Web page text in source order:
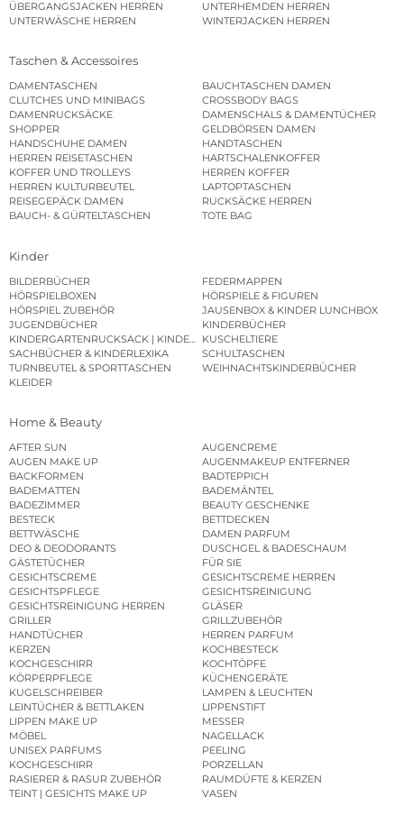
ÜBERGANGSJACKEN HERREN
UNTERHEMDEN HERREN
UNTERWÄSCHE HERREN
WINTERJACKEN HERREN
Taschen & Accessoires
DAMENTASCHEN
BAUCHTASCHEN DAMEN
CLUTCHES UND MINIBAGS
CROSSBODY BAGS
DAMENRUCKSÄCKE
DAMENSCHALS & DAMENTÜCHER
SHOPPER
GELDBÖRSEN DAMEN
HANDSCHUHE DAMEN
HANDTASCHEN
HERREN REISETASCHEN
HARTSCHALENKOFFER
KOFFER UND TROLLEYS
HERREN KOFFER
HERREN KULTURBEUTEL
LAPTOPTASCHEN
REISEGEPÄCK DAMEN
RUCKSÄCKE HERREN
BAUCH- & GÜRTELTASCHEN
TOTE BAG
Kinder
BILDERBÜCHER
FEDERMAPPEN
HÖRSPIELBOXEN
HÖRSPIELE & FIGUREN
HÖRSPIEL ZUBEHÖR
JAUSENBOX & KINDER LUNCHBOX
JUGENDBÜCHER
KINDERBÜCHER
KINDERGARTENRUCKSACK | KINDERGARTENBEUTEL
KUSCHELTIERE
SACHBÜCHER & KINDERLEXIKA
SCHULTASCHEN
TURNBEUTEL & SPORTTASCHEN
WEIHNACHTSKINDERBÜCHER
KLEIDER
Home & Beauty
AFTER SUN
AUGENCREME
AUGEN MAKE UP
AUGENMAKEUP ENTFERNER
BACKFORMEN
BADTEPPICH
BADEMATTEN
BADEMÄNTEL
BADEZIMMER
BEAUTY GESCHENKE
BESTECK
BETTDECKEN
BETTWÄSCHE
DAMEN PARFUM
DEO & DEODORANTS
DUSCHGEL & BADESCHAUM
GÄSTETÜCHER
FÜR SIE
GESICHTSCREME
GESICHTSCREME HERREN
GESICHTSPFLEGE
GESICHTSREINIGUNG
GESICHTSREINIGUNG HERREN
GLÄSER
GRILLER
GRILLZUBEHÖR
HANDTÜCHER
HERREN PARFUM
KERZEN
KOCHBESTECK
KOCHGESCHIRR
KOCHTÖPFE
KÖRPERPFLEGE
KÜCHENGERÄTE
KUGELSCHREIBER
LAMPEN & LEUCHTEN
LEINTÜCHER & BETTLAKEN
LIPPENSTIFT
LIPPEN MAKE UP
MESSER
MÖBEL
NAGELLACK
UNISEX PARFUMS
PEELING
KOCHGESCHIRR
PORZELLAN
RASIERER & RASUR ZUBEHÖR
RAUMDÜFTE & KERZEN
TEINT | GESICHTS MAKE UP
VASEN